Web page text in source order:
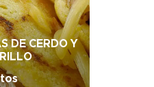
DE CERDO Y